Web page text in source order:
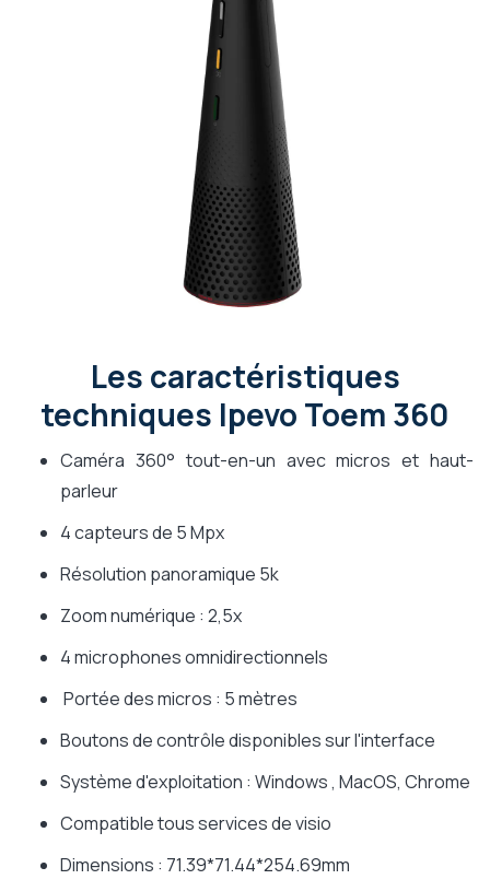
Les caractéristiques
techniques Ipevo Toem 360
Caméra 360° tout-en-un avec micros et haut-
parleur
4 capteurs de 5 Mpx
Résolution panoramique 5k
Zoom numérique : 2,5x
4 microphones omnidirectionnels
Portée des micros : 5 mètres
Boutons de contrôle disponibles sur l'interface
Système d'exploitation : Windows , MacOS, Chrome
Compatible tous services de visio
Dimensions : 71.39*71.44*254.69mm